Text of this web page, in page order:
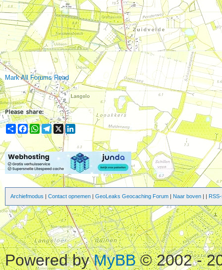
Mark All Forums Read
ShareFacebook
WhatsApp
Telegram
X LinkedIn
Archiefmodus Contact opnemen GeoLeaks Geocaching Forum Naar boven
Powered byMyBB© 2002 -